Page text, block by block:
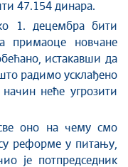
47.154 динара.
1. децембра бити
примаоце новчане
истакавши да
радимо усклађено
неће угрозити
оно на чему смо
реформе у питању,
је потпредседник